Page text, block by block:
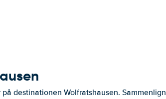
destinationen Wolfratshausen. Sammenlign